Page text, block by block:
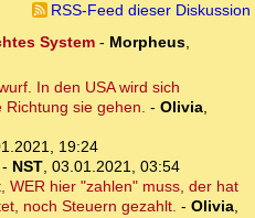
RSS-Feed dieser Diskussion
System- Morpheus,
In den USA wird sich
sie gehen. - Olivia,
19:24
- NST, 03.01.2021, 03:54
WER hier "zahlen" muss, der hat
noch Steuern gezahlt. - Olivia,